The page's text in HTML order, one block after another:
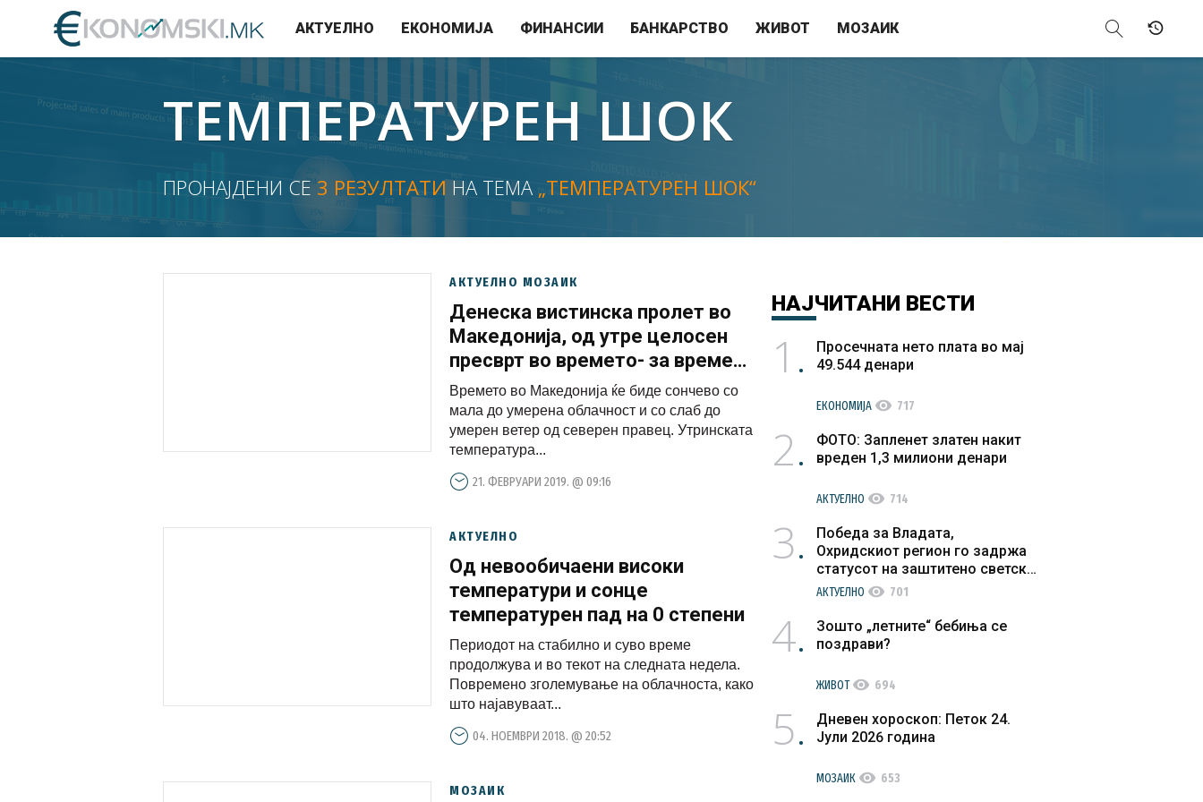
АКТУЕЛНО ЕКОНОМИЈА ФИНАНСИИ БАНКАРСТВО ЖИВОТ МОЗАИК
ТЕМПЕРАТУРЕН ШОК
ПРОНАЈДЕНИ СЕ3 РЕЗУЛТАТИНА ТЕМА „ТЕМПЕРАТУРЕН ШОК“
АКТУЕЛНО МОЗАИК
Денеска вистинска пролет во
Македонија, од утре целосен
пресврт во времето- за време
на викендот температурен шок
Времето во Македонија ќе биде сончево со
мала до умерена облачност и со слаб до
умерен ветер од северен правец. Утринската
температура...
21. ФЕВРУАРИ 2019. @ 09:16
АКТУЕЛНО
Од невообичаени високи
температури и сонце
температурен пад на 0 степени
Периодот на стабилно и суво време
продолжува и во текот на следната недела.
Повремено зголемување на облачноста, како
што најавуваат...
04. НОЕМВРИ 2018. @ 20:52
МОЗАИК
НАЈЧИТАНИ ВЕСТИ
1
Просечната нето плата во мај
49.544 денари
ЕКОНОМИЈА visibility 717
2
ФОТО: Запленет златен накит
вреден 1,3 милиони денари
АКТУЕЛНО visibility 714
3
Победа за Владата,
Охридскиот регион го задржа
статусот на заштитено светско
културно наследство
АКТУЕЛНО visibility 701
4
Зошто „летните“ бебиња се
поздрави?
ЖИВОТvisibility 694
5
Дневен хороскоп: Петок 24.
Јули 2026 година
МОЗАИК visibility 653